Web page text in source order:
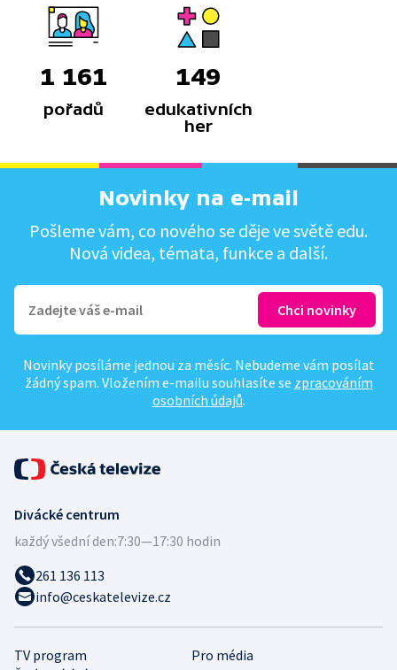
1 161
pořadů
149
edukativních
her
Novinky na e-mail
Pošleme vám, co nového se děje ve světě edu.
Nová videa, témata, funkce a další.
Novinky posíláme jednou za měsíc. Nebudeme vám posílat
žádný spam. Vložením e-mailu souhlasíte se zpracováním
osobních údajů.